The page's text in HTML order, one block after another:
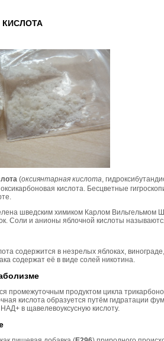
(оксиянтарная кислота,
кислота. Бесцветные
шведским химиком Карлом Вильгельмом
Соли и анионы яблочной кислоты
содержится в незрелых яблоках,
содержат её в виде солей никотина.
промежуточным продуктом цикла
кислота образуется путём гидратации
в щавелевоуксусную кислоту.